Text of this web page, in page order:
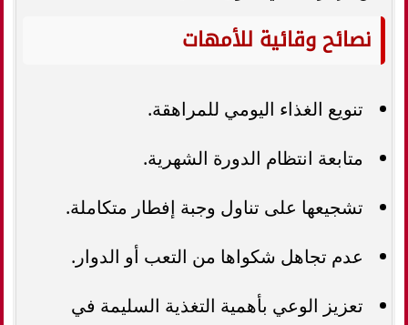
نصائح وقائية للأمهات
تنويع الغذاء اليومي للمراهقة.
متابعة انتظام الدورة الشهرية.
تشجيعها على تناول وجبة إفطار متكاملة.
عدم تجاهل شكواها من التعب أو الدوار.
تعزيز الوعي بأهمية التغذية السليمة في